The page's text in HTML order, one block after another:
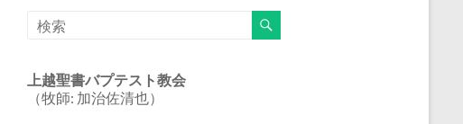
上越聖書バプテスト教会
（牧師: 加治佐清也）